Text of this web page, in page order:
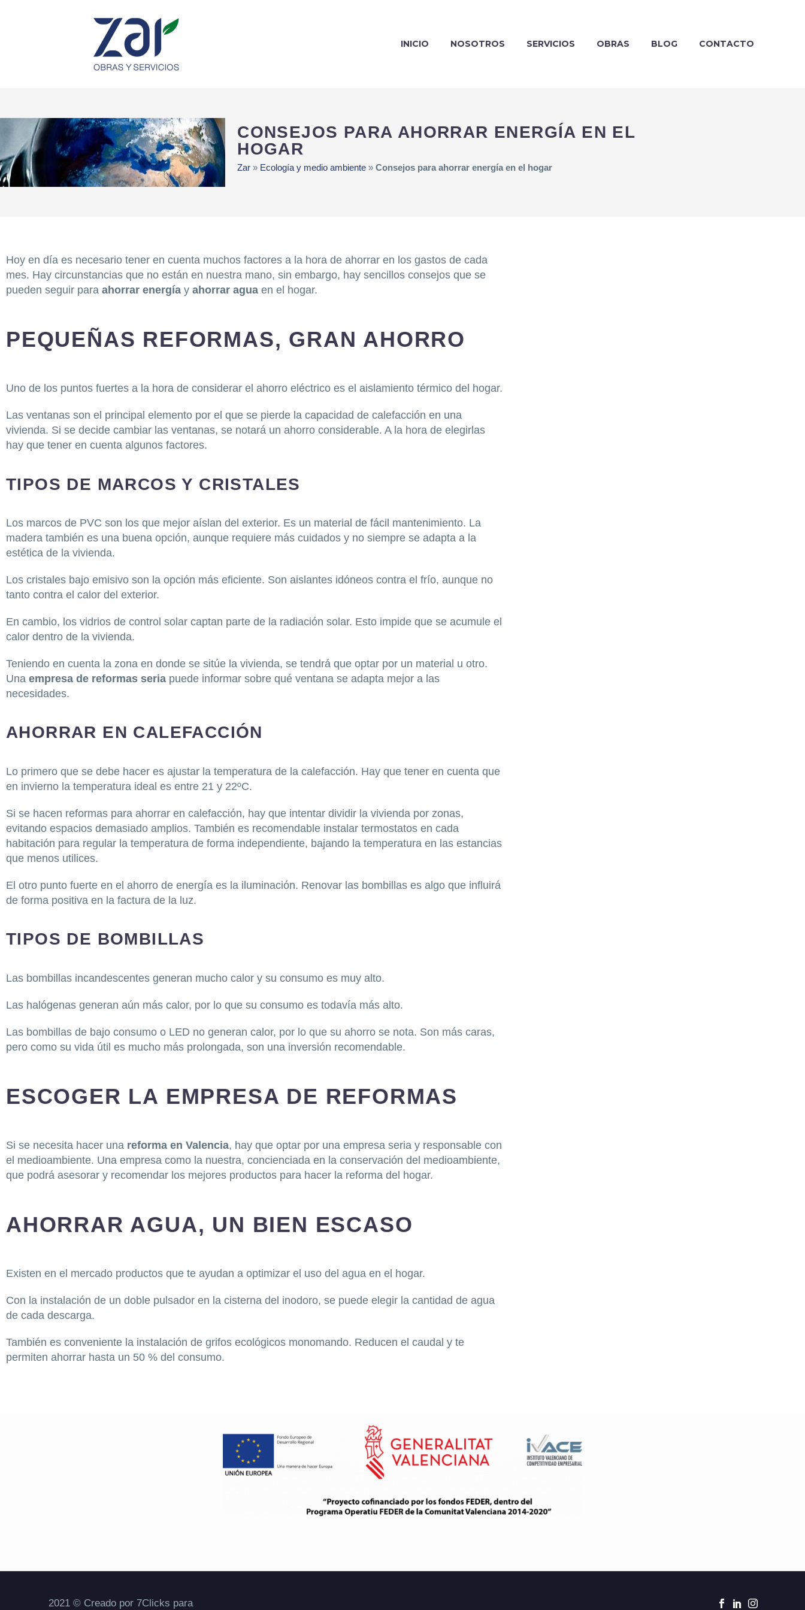
INICIO NOSOTROS SERVICIOS OBRAS BLOG CONTACTO
CONSEJOS PARA AHORRAR ENERGÍA EN EL
HOGAR
Zar » Ecología y medio ambiente »Consejos para ahorrar energía en el hogar
Hoy en día es necesario tener en cuenta muchos factores a la hora de ahorrar en los gastos de cada
mes. Hay circunstancias que no están en nuestra mano, sin embargo, hay sencillos consejos que se
pueden seguir para ahorrar energía y ahorrar agua en el hogar.
PEQUEÑAS REFORMAS, GRAN AHORRO
Uno de los puntos fuertes a la hora de considerar el ahorro eléctrico es el aislamiento térmico del hogar.
Las ventanas son el principal elemento por el que se pierde la capacidad de calefacción en una
vivienda. Si se decide cambiar las ventanas, se notará un ahorro considerable. A la hora de elegirlas
hay que tener en cuenta algunos factores.
TIPOS DE MARCOS Y CRISTALES
Los marcos de PVC son los que mejor aíslan del exterior. Es un material de fácil mantenimiento. La
madera también es una buena opción, aunque requiere más cuidados y no siempre se adapta a la
estética de la vivienda.
Los cristales bajo emisivo son la opción más eficiente. Son aislantes idóneos contra el frío, aunque no
tanto contra el calor del exterior.
En cambio, los vidrios de control solar captan parte de la radiación solar. Esto impide que se acumule el
calor dentro de la vivienda.
Teniendo en cuenta la zona en donde se sitúe la vivienda, se tendrá que optar por un material u otro.
Una empresa de reformas seria puede informar sobre qué ventana se adapta mejor a las
necesidades.
AHORRAR EN CALEFACCIÓN
Lo primero que se debe hacer es ajustar la temperatura de la calefacción. Hay que tener en cuenta que
en invierno la temperatura ideal es entre 21 y 22ºC.
Si se hacen reformas para ahorrar en calefacción, hay que intentar dividir la vivienda por zonas,
evitando espacios demasiado amplios. También es recomendable instalar termostatos en cada
habitación para regular la temperatura de forma independiente, bajando la temperatura en las estancias
que menos utilices.
El otro punto fuerte en el ahorro de energía es la iluminación. Renovar las bombillas es algo que influirá
de forma positiva en la factura de la luz.
TIPOS DE BOMBILLAS
Las bombillas incandescentes generan mucho calor y su consumo es muy alto.
Las halógenas generan aún más calor, por lo que su consumo es todavía más alto.
Las bombillas de bajo consumo o LED no generan calor, por lo que su ahorro se nota. Son más caras,
pero como su vida útil es mucho más prolongada, son una inversión recomendable.
ESCOGER LA EMPRESA DE REFORMAS
Si se necesita hacer una reforma en Valencia, hay que optar por una empresa seria y responsable con
el medioambiente. Una empresa como la nuestra, concienciada en la conservación del medioambiente,
que podrá asesorar y recomendar los mejores productos para hacer la reforma del hogar.
AHORRAR AGUA, UN BIEN ESCASO
Existen en el mercado productos que te ayudan a optimizar el uso del agua en el hogar.
Con la instalación de un doble pulsador en la cisterna del inodoro, se puede elegir la cantidad de agua
de cada descarga.
También es conveniente la instalación de grifos ecológicos monomando. Reducen el caudal y te
permiten ahorrar hasta un 50 % del consumo.
2021 © Creado por 7Clicks para